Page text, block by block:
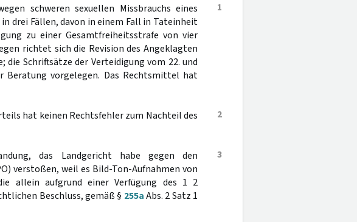
1
schweren sexuellen Missbrauchs eines
drei Fällen, davon in einem Fall in Tateinheit
zu einer Gesamtfreiheitsstrafe von vier
richtet sich die Revision des Angeklagten
die Schriftsätze der Verteidigung vom 22. und
Beratung vorgelegen. Das Rechtsmittel hat
2
hat keinen Rechtsfehler zum Nachteil des
3
das Landgericht habe gegen den
verstoßen, weil es Bild-Ton-Aufnahmen von
allein aufgrund einer Verfügung des 1 2
Beschluss, gemäß § 255aAbs. 2 Satz 1